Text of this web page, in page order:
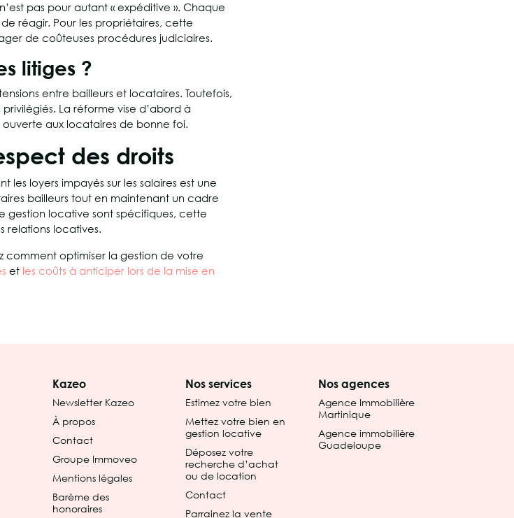
pas pour autant « expéditive ». Chaque
réagir. Pour les propriétaires, cette
de coûteuses procédures judiciaires.
litiges ?
entre bailleurs et locataires. Toutefois,
La réforme vise d’abord à
ouverte aux locataires de bonne foi.
des droits
loyers impayés sur les salaires est une
bailleurs tout en maintenant un cadre
gestion locative sont spécifiques, cette
relations locatives.
comment optimiser la gestion de votre
et les coûts à anticiper lors de la mise en
Kazeo
Newsletter Kazeo
À propos
Contact
Groupe Immoveo
Mentions légales
Barème des
honoraires
Nos services
Estimez votre bien
Mettez votre bien en
gestion locative
Déposez votre
recherche d’achat
ou de location
Contact
Parrainez la vente
Nos agences
Agence Immobilière
Martinique
Agence immobilière
Guadeloupe